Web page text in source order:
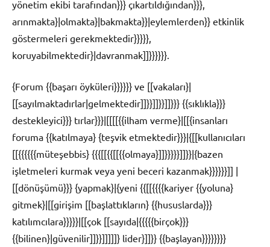
yönetim ekibi tarafından}}} çıkartıldığından}}},
arınmakta}|olmakta}|bakmakta}}|eylemlerden}} etkinlik
göstermeleri gerekmektedir}}}}},
koruyabilmektedir}|davranmak]]}}}}}}.
{Forum {{başarı öyküleri}}}}}} ve [[vakaları}|
[[sayılmaktadırlar|gelmektedir]]}}]]}}]]}}} {{sıklıkla}}}
destekleyici}}} tırlar}}}|[[[[{{ilham verme}|[[{insanları
foruma {{katılmaya} {teşvik etmektedir}}}|{[[kullanıcıları
[[{{{{{{müteşebbis} {{{[[{{[[{{olmaya}]]}}}}}]]}}|{bazen
işletmeleri kurmak veya yeni beceri kazanmak}}}}}}]] |
[[dönüşümü}}} {yapmak}|{yeni {{[[{{{{kariyer {{yoluna}
gitmek}|[[girişim [[başlattıkların} {{hususlarda}}}
katılımcılara}}}}}|[[çok [[sayıda|{{{{{birçok}}}
{{bilinen}|güvenilir]]}}]]]]]} lider}]]}} {{başlayan}}}}}}}}